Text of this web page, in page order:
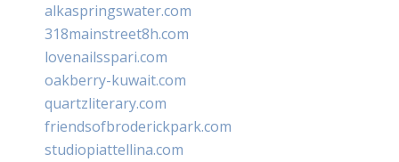
alkaspringswater.com
318mainstreet8h.com
lovenailsspari.com
oakberry-kuwait.com
quartzliterary.com
friendsofbroderickpark.com
studiopiattellina.com